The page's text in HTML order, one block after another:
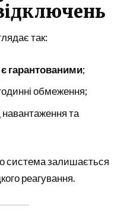
так:
гарантованими;
обмеження;
та
система залишається
реагування.